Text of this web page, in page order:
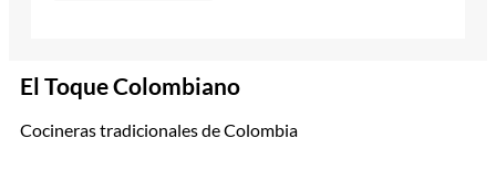
El Toque Colombiano
Cocineras tradicionales de Colombia